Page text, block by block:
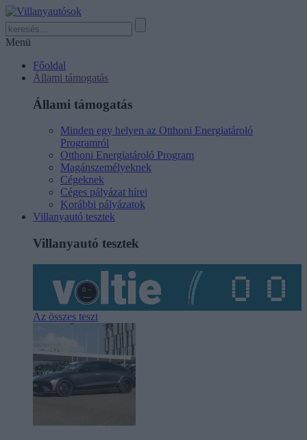
Menü
Főoldal
Állami támogatás
Állami támogatás
Minden egy helyen az Otthoni Energiatároló
Programról
Otthoni Energiatároló Program
Magánszemélyeknek
Cégeknek
Céges pályázat hírei
Korábbi pályázatok
Villanyautó tesztek
Villanyautó tesztek
Az összes teszt